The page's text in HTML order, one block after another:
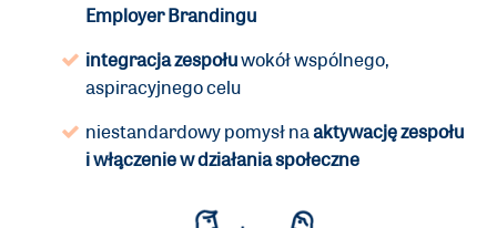
Employer Brandingu
integracja zespołuwokół wspólnego,
aspiracyjnego celu
niestandardowy pomysł naaktywację zespołu
i włączenie w działania społeczne